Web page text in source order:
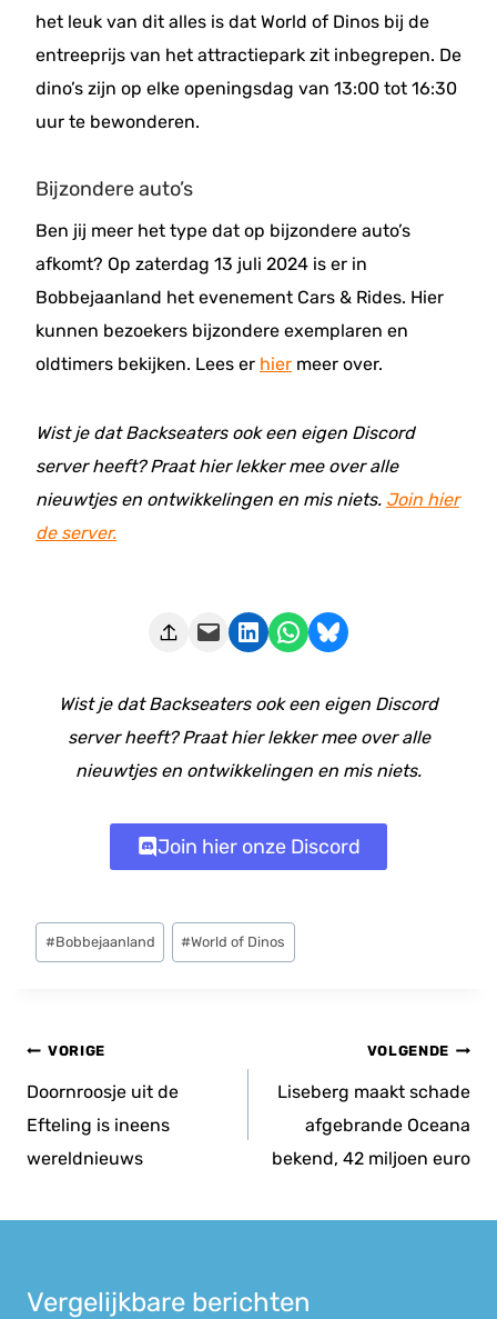
het leuk van dit alles is dat World of Dinos bij de
entreeprijs van het attractiepark zit inbegrepen. De
dino’s zijn op elke openingsdag van 13:00 tot 16:30
uur te bewonderen.
Bijzondere auto’s
Ben jij meer het type dat op bijzondere auto’s
afkomt? Op zaterdag 13 juli 2024 is er in
Bobbejaanland het evenement Cars & Rides. Hier
kunnen bezoekers bijzondere exemplaren en
oldtimers bekijken. Lees er hier meer over.
Wist je dat Backseaters ook een eigen Discord
server heeft? Praat hier lekker mee over alle
nieuwtjes en ontwikkelingen en mis niets. Join hier
de server.
Deze pagina e-mailen Delen op LinkedIn Delen via WhatsApp Share on Bluesky
Wist je dat Backseaters ook een eigen Discord
server heeft? Praat hier lekker mee over alle
nieuwtjes en ontwikkelingen en mis niets.
Join hier onze Discord
Bericht
tags:
#Bobbejaanland #World of Dinos
Bericht
navigatie
VORIGE
Doornroosje uit de
Efteling is ineens
wereldnieuws
VOLGENDE
Liseberg maakt schade
afgebrande Oceana
bekend, 42 miljoen euro
Vergelijkbare berichten